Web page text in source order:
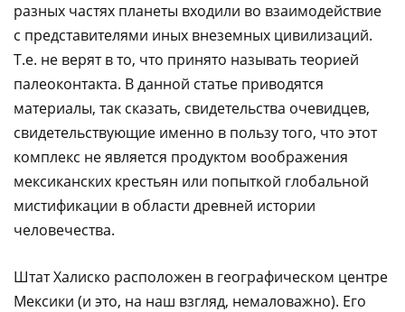
разных частях планеты входили во взаимодействие
с представителями иных внеземных цивилизаций.
Т.е. не верят в то, что принято называть теорией
палеоконтакта. В данной статье приводятся
материалы, так сказать, свидетельства очевидцев,
свидетельствующие именно в пользу того, что этот
комплекс не является продуктом воображения
мексиканских крестьян или попыткой глобальной
мистификации в области древней истории
человечества.
Штат Халиско расположен в географическом центре
Мексики (и это, на наш взгляд, немаловажно). Его